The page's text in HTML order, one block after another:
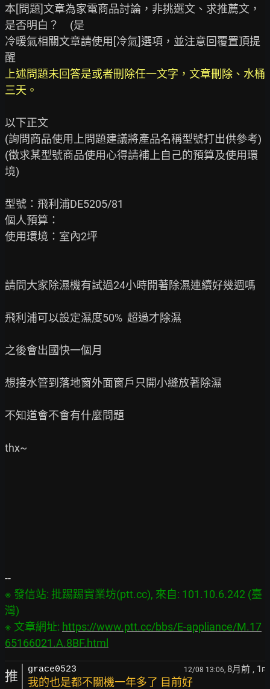
本[問題]文章為家電商品討論，非挑選文、求推薦文，
是否明白？　(是
冷暖氣相關文章請使用[冷氣]選項，並注意回覆置頂提
上述問題未回答是或者刪除任一文字，文章刪除、水桶
三天。
以下正文
(詢問商品使用上問題建議將產品名稱型號打出供參考)
(徵求某型號商品使用心得請補上自己的預算及使用環
境)
型號：飛利浦DE5205/81
個人預算：
使用環境：室內2坪
請問大家除濕機有試過24小時開著除濕連續好幾週嗎
飛利浦可以設定濕度50%  超過才除濕
之後會出國快一個月
想接水管到落地窗外面窗戶只開小縫放著除濕
不知道會不會有什麼問題
thx~
※ 發信站: 批踢踢實業坊(ptt.cc), 來自: 101.10.6.242 (臺
灣)
※ 文章網址: https://www.ptt.cc/bbs/E-appliance/M.17
65166021.A.8BF.html
推 grace0523 12/08 13:06, 8月前 , 1 F
我的也是都不關機一年多了 目前好